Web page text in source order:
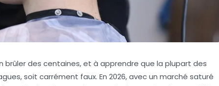
brûler des centaines, et à apprendre que la plupart des
soit carrément faux. En 2026, avec un marché saturé